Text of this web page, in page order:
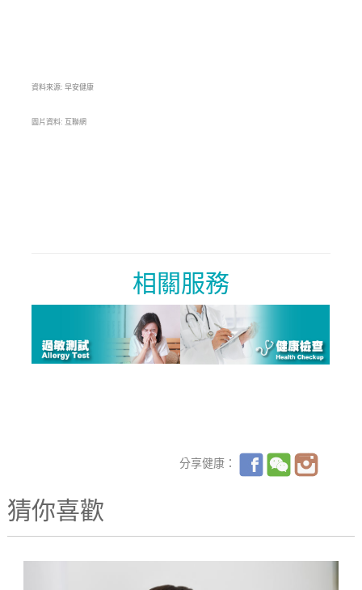
資料來源: 早安健康
圖片資料: 互聯網
相關服務
分享健康：
猜你喜歡